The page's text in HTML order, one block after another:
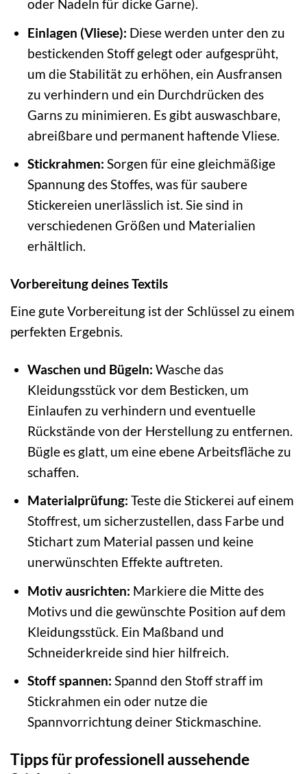
oder Nadeln für dicke Garne).
Einlagen (Vliese): Diese werden unter den zu
bestickenden Stoff gelegt oder aufgesprüht,
um die Stabilität zu erhöhen, ein Ausfransen
zu verhindern und ein Durchdrücken des
Garns zu minimieren. Es gibt auswaschbare,
abreißbare und permanent haftende Vliese.
Stickrahmen: Sorgen für eine gleichmäßige
Spannung des Stoffes, was für saubere
Stickereien unerlässlich ist. Sie sind in
verschiedenen Größen und Materialien
erhältlich.
Vorbereitung deines Textils
Eine gute Vorbereitung ist der Schlüssel zu einem
perfekten Ergebnis.
Waschen und Bügeln: Wasche das
Kleidungsstück vor dem Besticken, um
Einlaufen zu verhindern und eventuelle
Rückstände von der Herstellung zu entfernen.
Bügle es glatt, um eine ebene Arbeitsfläche zu
schaffen.
Materialprüfung: Teste die Stickerei auf einem
Stoffrest, um sicherzustellen, dass Farbe und
Stichart zum Material passen und keine
unerwünschten Effekte auftreten.
Motiv ausrichten: Markiere die Mitte des
Motivs und die gewünschte Position auf dem
Kleidungsstück. Ein Maßband und
Schneiderkreide sind hier hilfreich.
Stoff spannen: Spannd den Stoff straff im
Stickrahmen ein oder nutze die
Spannvorrichtung deiner Stickmaschine.
Tipps für professionell aussehende